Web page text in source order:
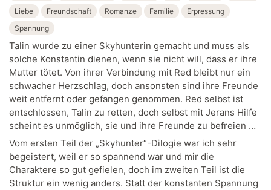
Liebe
Freundschaft Romanze Familie
Erpressung
Spannung
Talin wurde zu einer Skyhunterin gemacht und muss als
solche Konstantin dienen, wenn sie nicht will, dass er ihre
Mutter tötet. Von ihrer Verbindung mit Red bleibt nur ein
schwacher Herzschlag, doch ansonsten sind ihre Freunde
weit entfernt oder gefangen genommen. Red selbst ist
entschlossen, Talin zu retten, doch selbst mit Jerans Hilfe
scheint es unmöglich, sie und ihre Freunde zu befreien …
Vom ersten Teil der „Skyhunter“-Dilogie war ich sehr
begeistert, weil er so spannend war und mir die
Charaktere so gut gefielen, doch im zweiten Teil ist die
Struktur ein wenig anders. Statt der konstanten Spannung